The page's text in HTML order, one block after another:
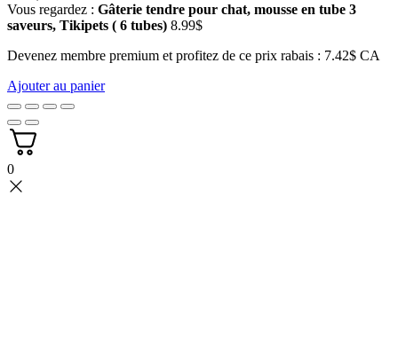
Vous regardez : Gâterie tendre pour chat, mousse en tube 3
saveurs, Tikipets ( 6 tubes) 8.99$
Devenez membre premium et profitez de ce prix rabais : 7.42$ CA
Ajouter au panier
0